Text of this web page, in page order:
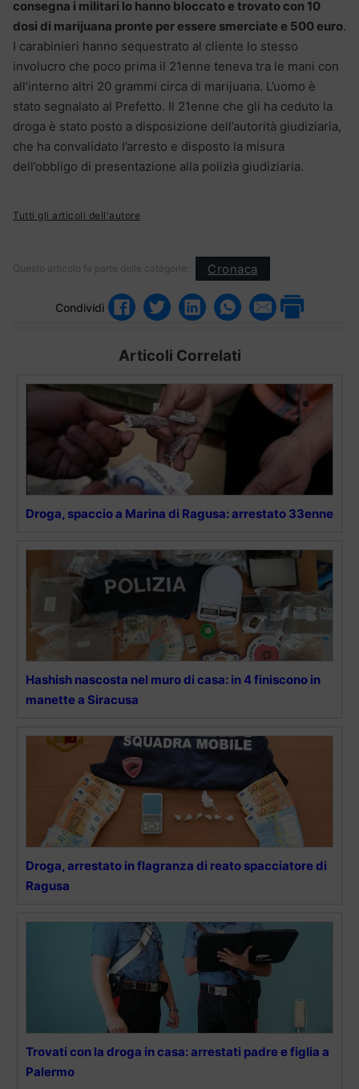
consegna i militari lo hanno bloccato e trovato con 10
dosi di marijuana pronte per essere smerciate e 500 euro.
I carabinieri hanno sequestrato al cliente lo stesso
involucro che poco prima il 21enne teneva tra le mani con
all’interno altri 20 grammi circa di marijuana. L’uomo è
stato segnalato al Prefetto. Il 21enne che gli ha ceduto la
droga è stato posto a disposizione dell’autorità giudiziaria,
che ha convalidato l’arresto e disposto la misura
dell’obbligo di presentazione alla polizia giudiziaria.
Tutti gli articoli dell'autore
Questo articolo fa parte delle categorie: Cronaca
Condividi
Articoli Correlati
Droga, spaccio a Marina di Ragusa: arrestato 33enne
Hashish nascosta nel muro di casa: in 4 finiscono in
manette a Siracusa
Droga, arrestato in flagranza di reato spacciatore di
Ragusa
Trovati con la droga in casa: arrestati padre e figlia a
Palermo